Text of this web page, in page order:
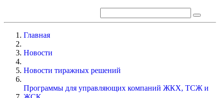
Главная
Новости
Новости тиражных решений
Программы для управляющих компаний ЖКХ, ТСЖ и